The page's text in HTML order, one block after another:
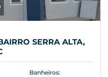
SERRA ALTA,
Banheiros: